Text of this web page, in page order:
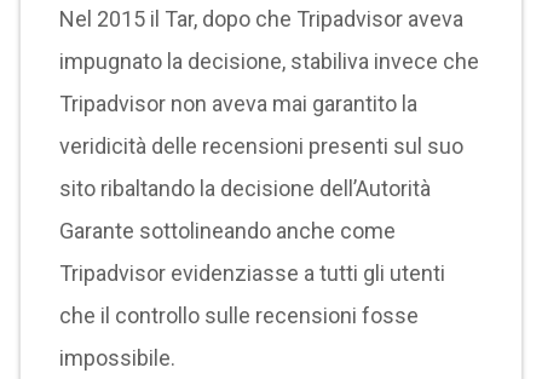
Nel 2015 il Tar, dopo che Tripadvisor aveva
impugnato la decisione, stabiliva invece che
Tripadvisor non aveva mai garantito la
veridicità delle recensioni presenti sul suo
sito ribaltando la decisione dell’Autorità
Garante sottolineando anche come
Tripadvisor evidenziasse a tutti gli utenti
che il controllo sulle recensioni fosse
impossibile.